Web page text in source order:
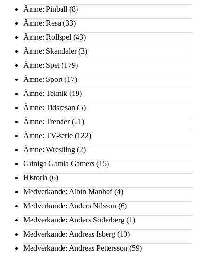
Ämne: Pinball (8)
Ämne: Resa (33)
Ämne: Rollspel (43)
Ämne: Skandaler(3)
Ämne: Spel (179)
Ämne: Sport (17)
Ämne: Teknik (19)
Ämne: Tidsresan (5)
Ämne: Trender(21)
Ämne: TV-serie (122)
Ämne: Wrestling (2)
Griniga Gamla Gamers (15)
Historia (6)
Medverkande: Albin Manhof(4)
Medverkande: Anders Nilsson (6)
Medverkande: Anders Söderberg (1)
Medverkande: Andreas Isberg (10)
Medverkande: Andreas Pettersson (59)